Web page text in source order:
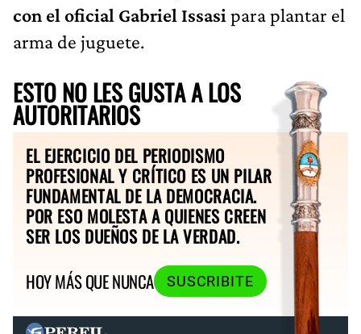
con el oficial Gabriel Issasi para plantar el
arma de juguete.
ESTO NO LES GUSTA A LOS
AUTORITARIOS
EL EJERCICIO DEL PERIODISMO
PROFESIONAL Y CRÍTICO ES UN PILAR
FUNDAMENTAL DE LA DEMOCRACIA.
POR ESO MOLESTA A QUIENES CREEN
SER LOS DUEÑOS DE LA VERDAD.
HOY MÁS QUE NUNCA
SUSCRIBITE